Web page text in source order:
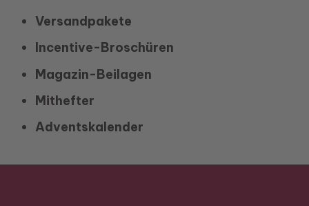
Versandpakete
Incentive-Broschüren
Magazin-Beilagen
Mithefter
Adventskalender